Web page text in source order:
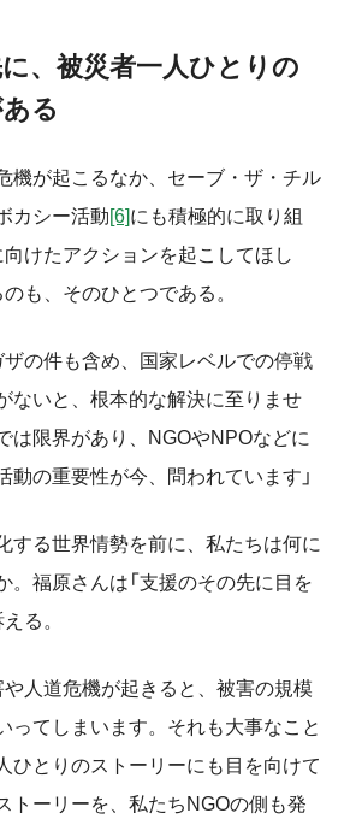
、被災者一人ひとりの
る
機が起こるなか、セーブ・ザ・チル
カシー活動[6]にも積極的に取り組
向けたアクションを起こしてほし
も、そのひとつである。
の件も含め、国家レベルでの停戦
ないと、根本的な解決に至りませ
は限界があり、NGOやNPOなどに
動の重要性が今、問われています」
る世界情勢を前に、私たちは何に
。福原さんは「支援のその先に目を
る。
人道危機が起きると、被害の規模
ってしまいます。それも大事なこと
ひとりのストーリーにも目を向けて
トーリーを、私たちNGOの側も発